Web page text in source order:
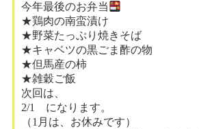
今年最後のお弁当
★鶏肉の南蛮漬け
★野菜たっぷり焼きそば
★キャベツの黒ごま酢の物
★但馬産の柿
★雑穀ご飯
次回は、
2/1 になります。
（1月は、お休みです）